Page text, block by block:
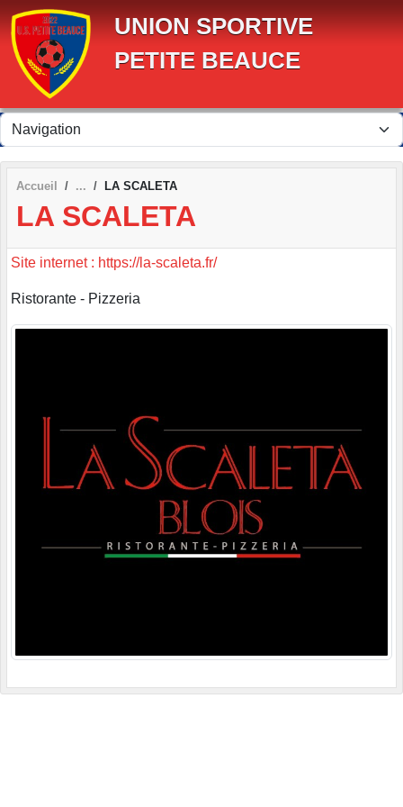
UNION SPORTIVE
PETITE BEAUCE
Accueil LA SCALETA
LA SCALETA
Site internet : https://la-scaleta.fr/
Ristorante - Pizzeria
Panneau de gestion des cookies